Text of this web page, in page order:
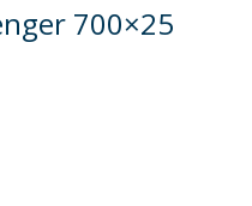
700×25